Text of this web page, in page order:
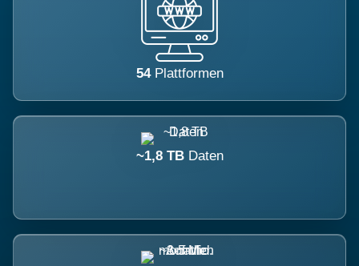
54 Plattformen
~1,8 TB Daten